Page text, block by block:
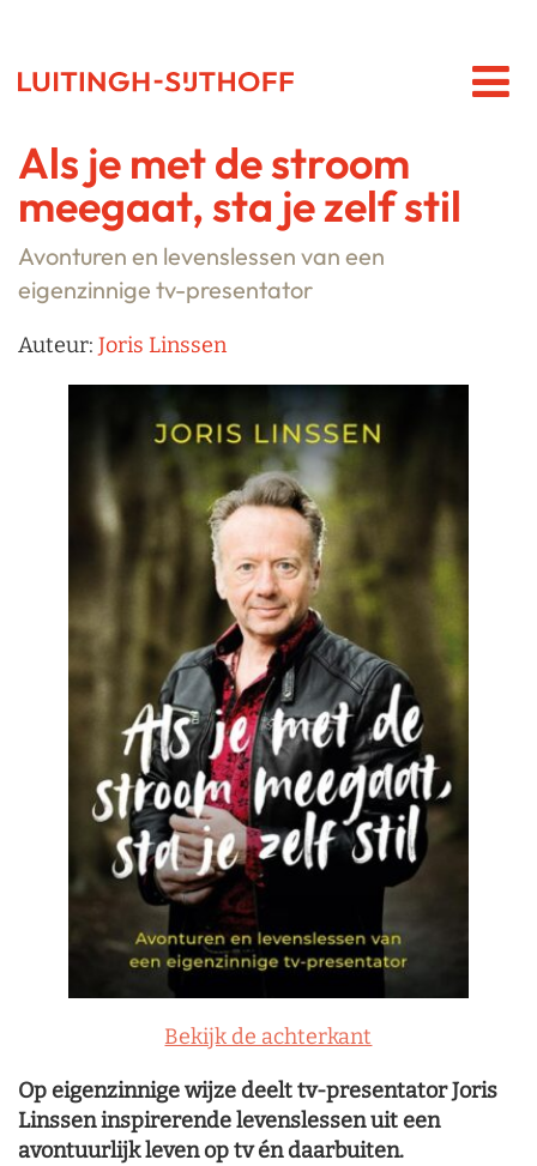
Als je met de stroom
meegaat, sta je zelf stil
Avonturen en levenslessen van een
eigenzinnige tv-presentator
Auteur: Joris Linssen
Bekijk de achterkant
Op eigenzinnige wijze deelt tv-presentator Joris
Linssen inspirerende levenslessen uit een
avontuurlijk leven op tv én daarbuiten.